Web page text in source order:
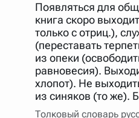
Появляться для
книга скоро
только с отриц.),
(переставать
из опеки
равновесия).
хлопот). Не
из синяков (то же).
Толковый словарь